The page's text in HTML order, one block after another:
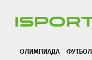
ОЛИМПИАДА ФУТБОЛ